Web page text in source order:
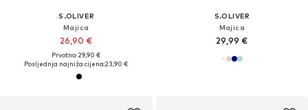
S.OLIVER
Majica
26,90 €
Prvotno: 29,90 €
Posljednja najniža cijena:23,90 €
S.OLIVER
Majica
29,99 €